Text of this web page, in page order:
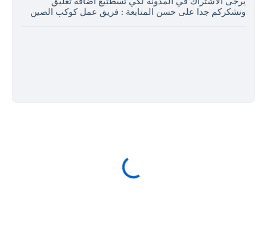
ونشكركم جدا على حسن المتابعة : فريق عمل كوكب الصين